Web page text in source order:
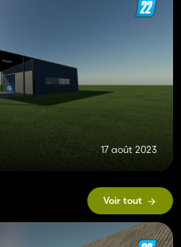
17 août 2023
Voir tout